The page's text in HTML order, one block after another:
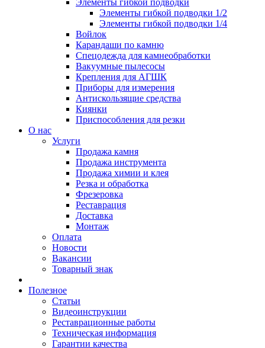
Элементы гибкой подводки
Элементы гибкой подводки 1/2
Элементы гибкой подводки 1/4
Войлок
Карандаши по камню
Спецодежда для камнеобработки
Вакуумные пылесосы
Крепления для АГШК
Приборы для измерения
Антискользящие средства
Киянки
Приспособления для резки
О нас
Услуги
Продажа камня
Продажа инструмента
Продажа химии и клея
Резка и обработка
Фрезеровка
Реставрация
Доставка
Монтаж
Оплата
Новости
Вакансии
Товарный знак
Полезное
Статьи
Видеоинструкции
Реставрационные работы
Техническая информация
Гарантии качества